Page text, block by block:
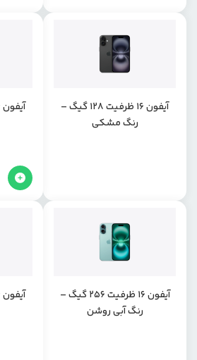
آیفون 16 ظرفیت 128 گیگ –
رنگ مشکی
آیفون 16 ظرفیت 256 گیگ –
رنگ آبی روشن